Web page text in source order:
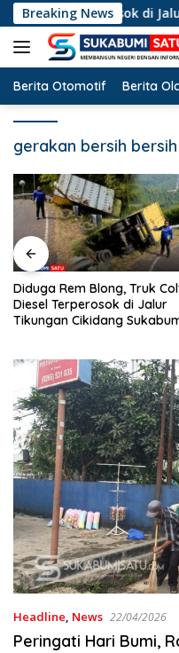
Langsung
ke
konten
Breaking News
Terperosok di Jalur
Berita Otomotif Berita
gerakan bersih bersih
Misteri Mayat Wanita Tanpa
Atasan di Sungai Cibatu
Cikembar, Tak Ada Luka di
Headline, News 22/04/2026
Peringati Hari Bumi,